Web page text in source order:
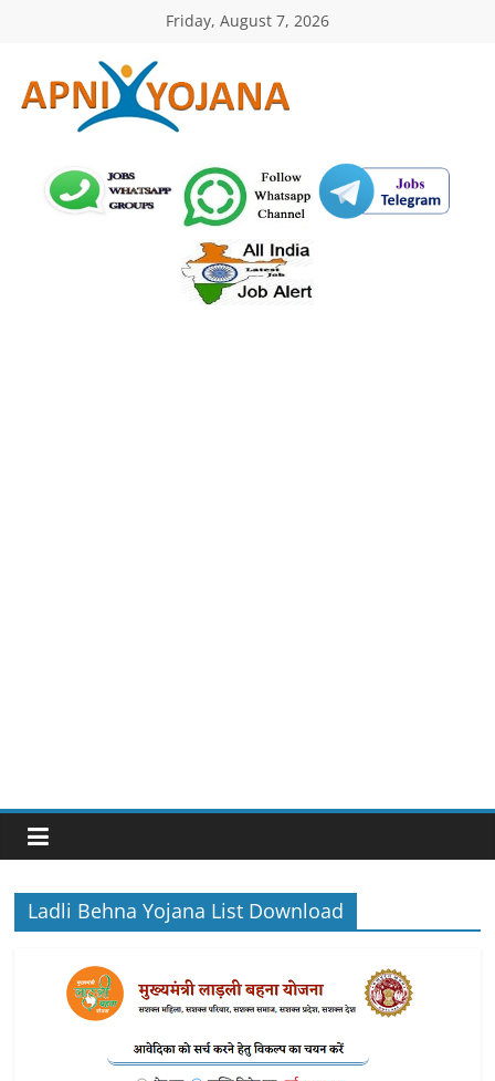
Friday, August 7, 2026
ApniYojana.com
सरकारी
योजनाएँ,
Ladli Behna Yojana List Download